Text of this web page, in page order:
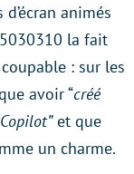
animés
la fait
: sur les
avoir “créé
et que
un charme.